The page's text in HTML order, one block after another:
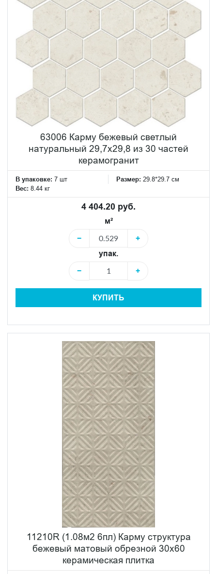
63006 Карму бежевый светлый
натуральный 29,7х29,8 из 30 частей
керамогранит
В упаковке: 7 шт Размер: 29.8*29.7 см
Вес: 8.44 кг
4 404.20 руб.
м²
−
+
упак.
−
+
КУПИТЬ
11210R (1.08м2 6пл) Карму структура
бежевый матовый обрезной 30х60
керамическая плитка